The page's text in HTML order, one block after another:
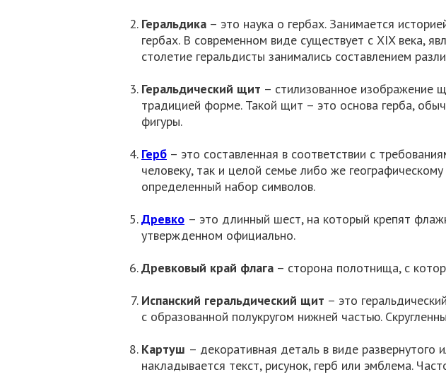
Геральдика – это наука о гербах. Занимается
гербах. В современном виде существует с XIX века,
столетие геральдисты занимались составлением
Геральдический щит – стилизованное изображение
традицией форме. Такой щит – это основа герба,
фигуры.
Герб – это составленная в соответствии с
человеку, так и целой семье либо же
определенный набор символов.
Древко – это длинный шест, на который крепят
утвержденном официально.
Древковый край флага – сторона полотнища, с
Испанский геральдический щит – это
с образованной полукругом нижней частью.
Картуш – декоративная деталь в виде развернутого
накладывается текст, рисунок, герб или эмблема.